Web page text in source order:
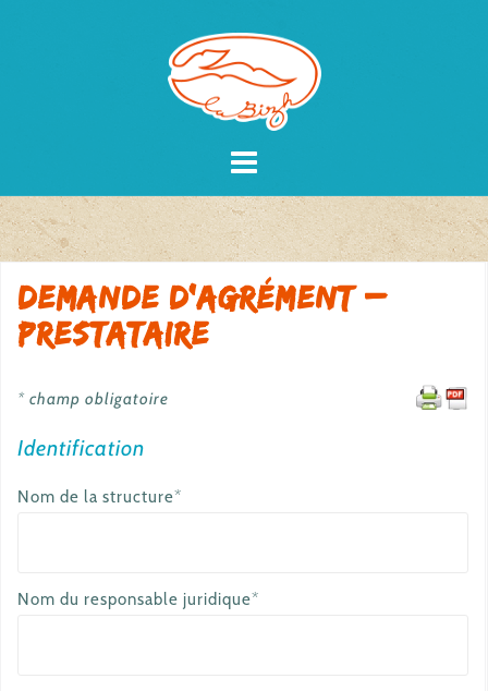
Demande d’agrément –
Prestataire
* champ obligatoire
Identification
Nom de la structure*
Nom du responsable juridique*